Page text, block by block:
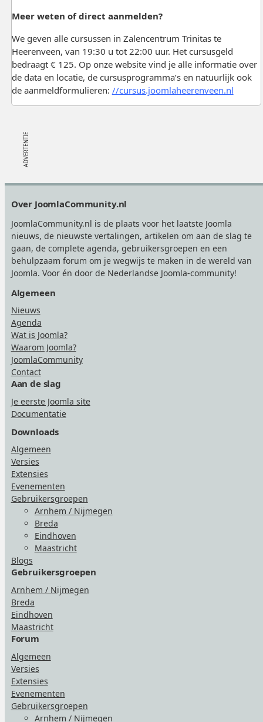
Meer weten of direct aanmelden?
We geven alle cursussen in Zalencentrum Trinitas te
Heerenveen, van 19:30 u tot 22:00 uur. Het cursusgeld
bedraagt € 125. Op onze website vind je alle informatie over
de data en locatie, de cursusprogramma’s en natuurlijk ook
de aanmeldformulieren: //cursus.joomlaheerenveen.nl
Over JoomlaCommunity.nl
JoomlaCommunity.nl is de plaats voor het laatste Joomla
nieuws, de nieuwste vertalingen, artikelen om aan de slag te
gaan, de complete agenda, gebruikersgroepen en een
behulpzaam forum om je wegwijs te maken in de wereld van
Joomla. Voor én door de Nederlandse Joomla-community!
Algemeen
Nieuws
Agenda
Wat is Joomla?
Waarom Joomla?
JoomlaCommunity
Contact
Aan de slag
Je eerste Joomla site
Documentatie
Downloads
Algemeen
Versies
Extensies
Evenementen
Gebruikersgroepen
Arnhem / Nijmegen
Breda
Eindhoven
Maastricht
Blogs
Gebruikersgroepen
Arnhem / Nijmegen
Breda
Eindhoven
Maastricht
Forum
Algemeen
Versies
Extensies
Evenementen
Gebruikersgroepen
Arnhem / Nijmegen